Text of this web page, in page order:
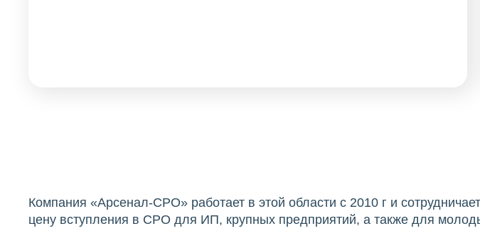
Компания «Арсенал-СРО» работает в этой области с 2010 г и
цену вступления в СРО для ИП, крупных предприятий, а также для